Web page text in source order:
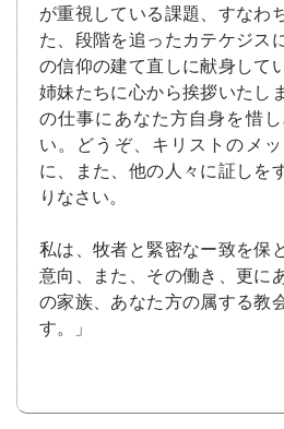
が重視している課題、すなわ
た、段階を追ったカテケジス
の信仰の建て直しに献身して
姉妹たちに心から挨拶いたし
の仕事にあなた方自身を惜
い。どうぞ、キリストのメ
に、また、他の人々に証しを
りなさい。
私は、牧者と緊密なー致を保
意向、また、その働き、更に
の家族、あなた方の属する教
す。」